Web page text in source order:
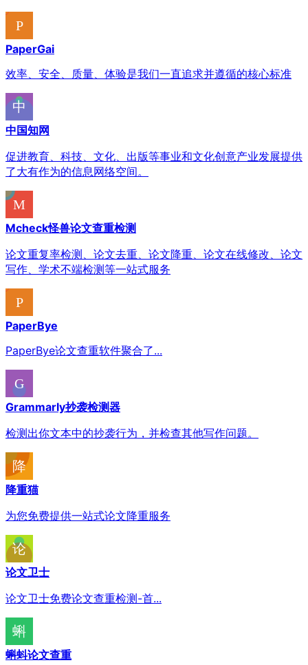
PaperGai
效率、安全、质量、体验是我们一直追求并遵循的核心标准
中国知网
促进教育、科技、文化、出版等事业和文化创意产业发展提供
了大有作为的信息网络空间。
Mcheck怪兽论文查重检测
论文重复率检测、论文去重、论文降重、论文在线修改、论文
写作、学术不端检测等一站式服务
PaperBye
PaperBye论文查重软件聚合了...
Grammarly抄袭检测器
检测出你文本中的抄袭行为，并检查其他写作问题。
降重猫
为您免费提供一站式论文降重服务
论文卫士
论文卫士免费论文查重检测-首...
蝌蚪论文查重